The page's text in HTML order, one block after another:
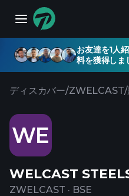
お友達を1人
料を獲得しま
ディスカバー/ZWELCAST/
WE
WELCAST
ZWELCAST · BSE